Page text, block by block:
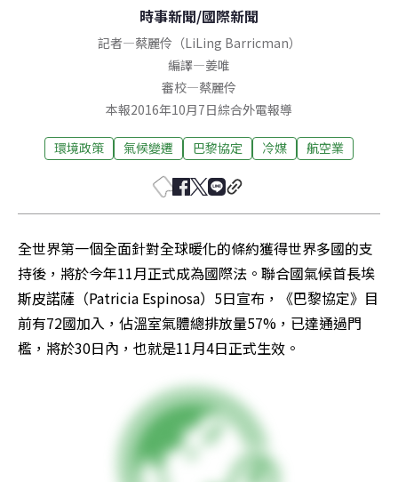
時事新聞/國際新聞
記者—蔡麗伶（LiLing Barricman）
編譯—姜唯
審校—蔡麗伶
本報2016年10月7日綜合外電報導
環境政策 氣候變遷 巴黎協定 冷媒 航空業
全世界第一個全面針對全球暖化的條約獲得世界多國的支
持後，將於今年11月正式成為國際法。聯合國氣候首長埃
斯皮諾薩（Patricia Espinosa）5日宣布，《巴黎協定》目
前有72國加入，佔溫室氣體總排放量57%，已達通過門
檻，將於30日內，也就是11月4日正式生效。